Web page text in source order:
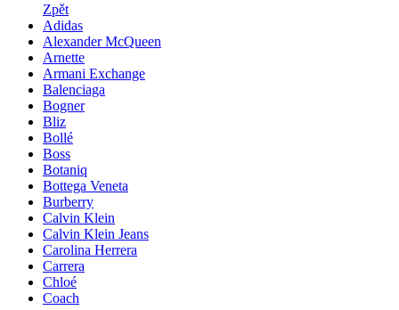
Zpět
Adidas
Alexander McQueen
Arnette
Armani Exchange
Balenciaga
Bogner
Bliz
Bollé
Boss
Botaniq
Bottega Veneta
Burberry
Calvin Klein
Calvin Klein Jeans
Carolina Herrera
Carrera
Chloé
Coach